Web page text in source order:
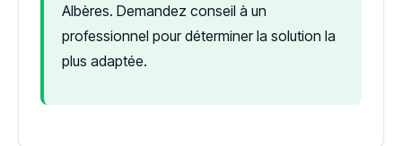
Albères. Demandez conseil à un
professionnel pour déterminer la solution la
plus adaptée.